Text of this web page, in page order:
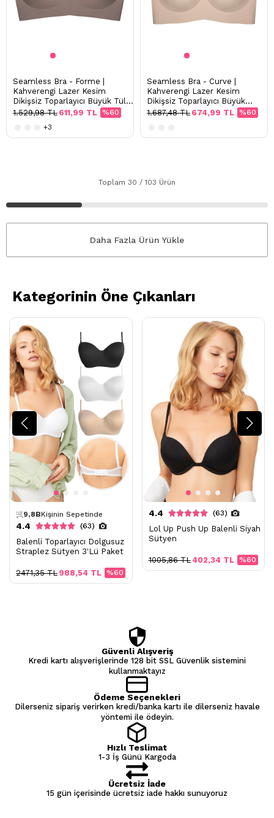
Seamless Bra - Forme |
Kahverengi Lazer Kesim
Dikişsiz Toparlayıcı Büyük Tüllü
Beden Kadın Sütyen
%60
611,99 TL
1.529,98 TL
+3
Seamless Bra - Curve |
Kahverengi Lazer Kesim
Dikişsiz Toparlayıcı Büyük
Beden Kadın Sütyen
%60
674,99 TL
1.687,48 TL
Toplam 30 / 103 Ürün
Daha Fazla Ürün Yükle
Kategorinin Öne Çıkanları
72,1B
Kişi Favoriledi
9,8BKişinin Sepetinde
Bugün13,9B Kişi Görüntüledi
4.4 (63)
Balenli Toparlayıcı Dolgusuz
Straplez Sütyen 3'Lü Paket
%60
988,54 TL
2471,35 TL
4.4 (63)
Lol Up Push Up Balenli Siyah
Sütyen
%60
402,34 TL
1005,86 TL
Güvenli Alışveriş
Kredi kartı alışverişlerinde 128 bit SSL Güvenlik sistemini
kullanmaktayız
Ödeme Seçenekleri
Dilerseniz sipariş verirken kredi/banka kartı ile dilerseniz havale
yöntemi ile ödeyin.
Hızlı Teslimat
1-3 İş Günü Kargoda
Ücretsiz İade
15 gün içerisinde ücretsiz iade hakkı sunuyoruz